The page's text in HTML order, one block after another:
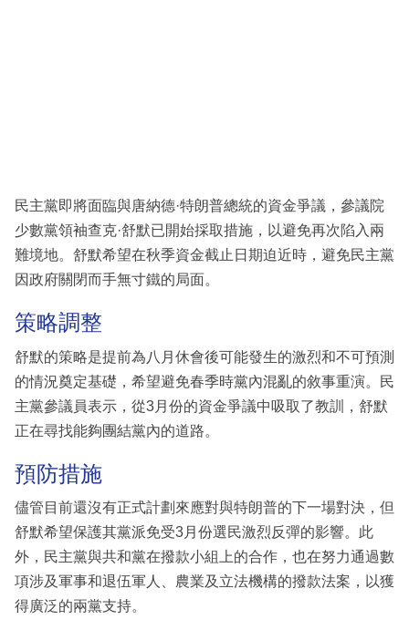
區
民主黨即將面臨與唐納德·特朗普總統的資金爭議，參議院
少數黨領袖查克·舒默已開始採取措施，以避免再次陷入兩
難境地。舒默希望在秋季資金截止日期迫近時，避免民主黨
因政府關閉而手無寸鐵的局面。
策略調整
舒默的策略是提前為八月休會後可能發生的激烈和不可預測
的情況奠定基礎，希望避免春季時黨內混亂的敘事重演。民
主黨參議員表示，從3月份的資金爭議中吸取了教訓，舒默
正在尋找能夠團結黨內的道路。
預防措施
儘管目前還沒有正式計劃來應對與特朗普的下一場對決，但
舒默希望保護其黨派免受3月份選民激烈反彈的影響。此
外，民主黨與共和黨在撥款小組上的合作，也在努力通過數
項涉及軍事和退伍軍人、農業及立法機構的撥款法案，以獲
得廣泛的兩黨支持。